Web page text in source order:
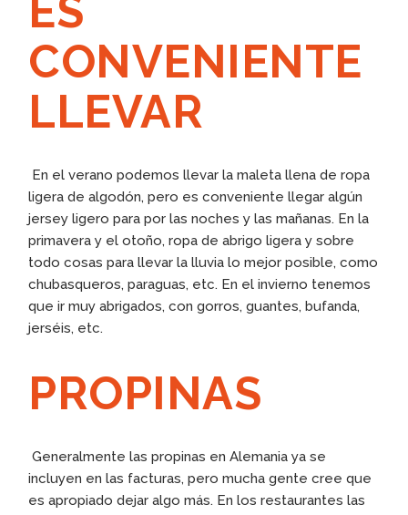
ES
CONVENIENTE
LLEVAR
En el verano podemos llevar la maleta llena de ropa
ligera de algodón, pero es conveniente llegar algún
jersey ligero para por las noches y las mañanas. En la
primavera y el otoño, ropa de abrigo ligera y sobre
todo cosas para llevar la lluvia lo mejor posible, como
chubasqueros, paraguas, etc. En el invierno tenemos
que ir muy abrigados, con gorros, guantes, bufanda,
jerséis, etc.
PROPINAS
Generalmente las propinas en Alemania ya se
incluyen en las facturas, pero mucha gente cree que
es apropiado dejar algo más. En los restaurantes las